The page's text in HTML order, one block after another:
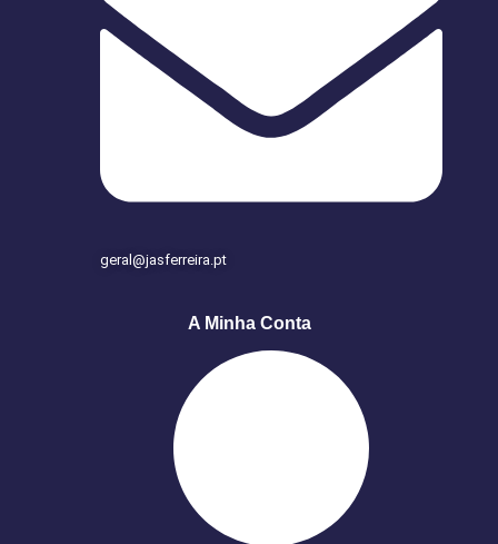
geral@jasferreira.pt
A Minha Conta